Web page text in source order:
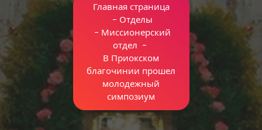
Главная страница
- Отделы
- Миссионерский
отдел -
В Приокском
благочинии прошел
молодежный
симпозиум